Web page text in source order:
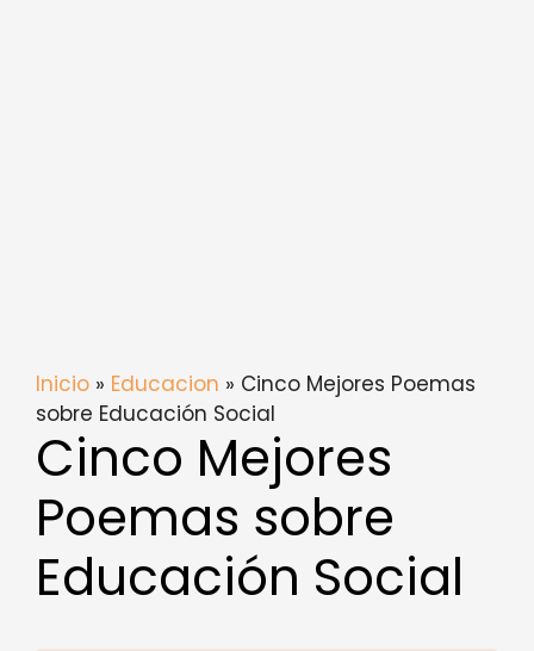
Inicio » Educacion » Cinco Mejores Poemas
sobre Educación Social
Cinco Mejores
Poemas sobre
Educación Social